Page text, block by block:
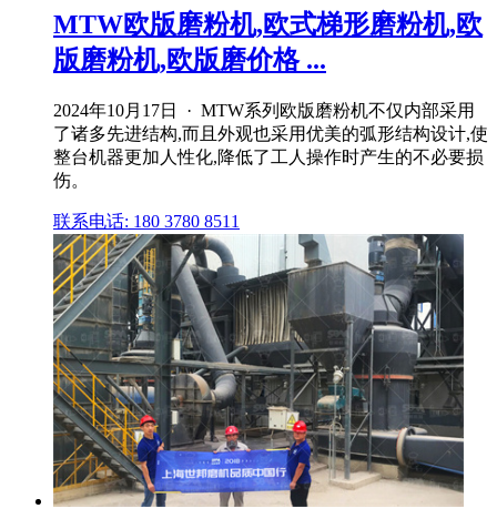
MTW欧版磨粉机,欧式梯形磨粉机,欧
版磨粉机,欧版磨价格 ...
2024年10月17日 · MTW系列欧版磨粉机不仅内部采用
了诸多先进结构,而且外观也采用优美的弧形结构设计,使
整台机器更加人性化,降低了工人操作时产生的不必要损
伤。
联系电话: 180 3780 8511